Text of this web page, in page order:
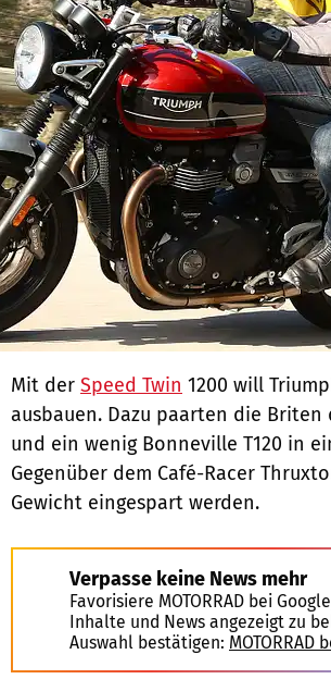
Mit der Speed Twin 1200 will
ausbauen. Dazu paarten die
und ein wenig Bonneville T120 in
Gegenüber dem Café-Racer
Gewicht eingespart werden.
Verpasse keine News mehr
Favorisiere MOTORRAD bei
Inhalte und News angezeigt zu
Auswahl bestätigen: MOTORRAD